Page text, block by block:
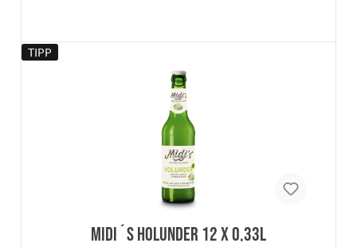
In den Warenkorb
TIPP
Midi´s Holunder 12 x 0,33l